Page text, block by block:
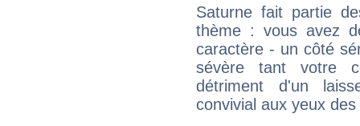
Saturne fait partie
thème : vous avez
caractère - un côté
sévère tant votre
détriment d'un
convivial aux yeux